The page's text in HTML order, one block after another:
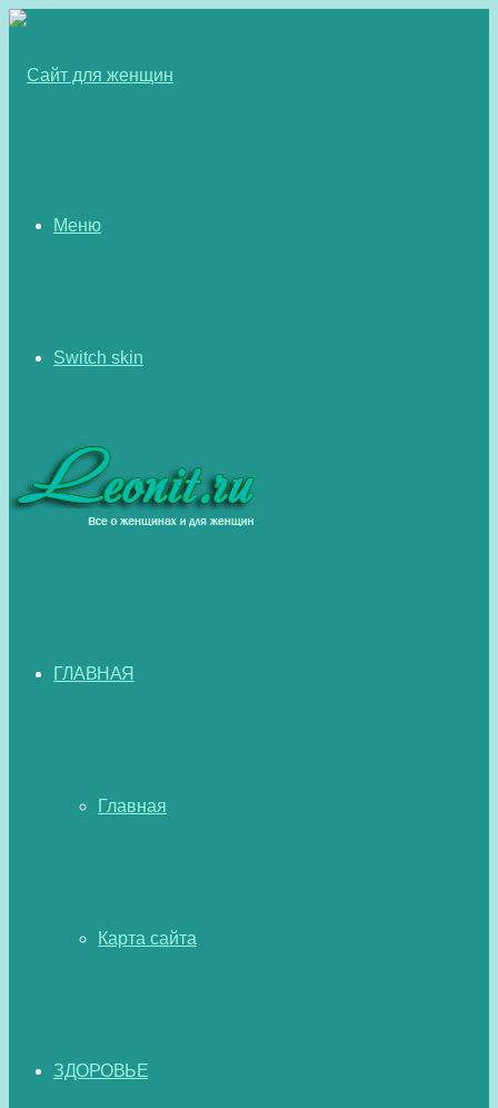
Меню
Switch skin
ГЛАВНАЯ
Главная
Карта сайта
ЗДОРОВЬЕ